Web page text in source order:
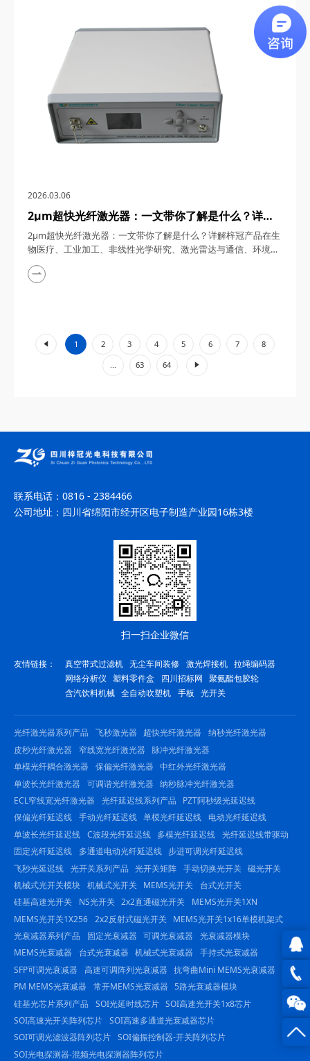
通信、5G/6G通信与雷达系统、光学相干层析成像（OCT）、光
学测量与传感以及太赫兹研究与超快激光等多个领域展现出非凡
的应用潜力。今天，四川梓冠光电...
2026.03.06
2μm超快光纤激光器：一文带你了解是什么？详解
梓冠产品在生物医疗、工业加工、非线性光学研究、
激光雷达与通信、环境监测等领域的实际应用
2μm超快光纤激光器：一文带你了解是什么？详解梓冠产品在生
物医疗、工业加工、非线性光学研究、激光雷达与通信、环境监
测等领域的实际应用 超快光纤激光器凭借其高功率、短脉冲、
宽调谐范围等特性，在激光技术迅猛发展的今天，成为科研与工
1 2 3 4 5 6 7 8
... 63 64
»
QQ在
线咨
询
0816
联系电话： 0816 - 2384466
公司地址： 四川省绵阳市经开区电子制造产业园16栋3楼
扫一扫企业微信
友情链接： 真空带式过滤机 无尘车间装修 激光焊接机 拉绳编码器
网络分析仪 塑料零件盒 四川招标网
聚氨酯包胶轮
含汽饮料机械 全自动吹塑机 手板 光开关
光纤激光器系列产品 飞秒激光器 超快光纤激光器
纳秒光纤激光器
皮秒光纤激光器
窄线宽光纤激光器
脉冲光纤激光器
单模光纤耦合激光器
保偏光纤激光器 中红外光纤激光器
单波长光纤激光器
可调谐光纤激光器 纳秒脉冲光纤激光器
ECL窄线宽光纤激光器
光纤延迟线系列产品
PZT阿秒级光延迟线
保偏光纤延迟线 手动光纤延迟线 单模光纤延迟线
电动光纤延迟线
单波长光纤延迟线 C波段光纤延迟线 多模光纤延迟线 光纤延迟线带驱动
固定光纤延迟线
多通道电动光纤延迟线 步进可调光纤延迟线
飞秒光延迟线 光开关系列产品 光开关矩阵 手动切换光开关 磁光开关
机械式光开关模块 机械式光开关 MEMS光开关
台式光开关
硅基高速光开关
NS光开关 2x2直通磁光开关
MEMS光开关1XN
MEMS光开关1X256 2x2反射式磁光开关
MEMS光开关1x16单模机架式
光衰减器系列产品
固定光衰减器 可调光衰减器
光衰减器模块
MEMS光衰减器
台式光衰减器 机械式光衰减器
手持式光衰减器
SFP可调光衰减器
高速可调阵列光衰减器 抗弯曲Mini MEMS光衰减器
PM MEMS光衰减器
常开MEMS光衰减器 5路光衰减器模块
硅基光芯片系列产品
SOI光延时线芯片 SOI高速光开关1x8芯片
SOI高速光开关阵列芯片 SOI高速多通道光衰减器芯片
SOI可调光滤波器阵列芯片 SOI偏振控制器-开关阵列芯片
SOI光电探测器-混频光电探测器阵列芯片